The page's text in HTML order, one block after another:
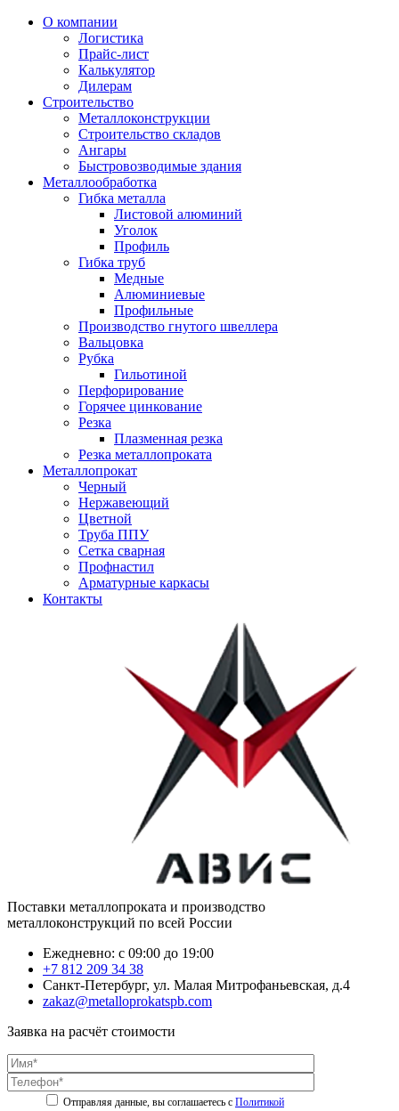
О компании
Логистика
Прайс-лист
Калькулятор
Дилерам
Строительство
Металлоконструкции
Строительство складов
Ангары
Быстровозводимые здания
Металлообработка
Гибка металла
Листовой алюминий
Уголок
Профиль
Гибка труб
Медные
Алюминиевые
Профильные
Производство гнутого швеллера
Вальцовка
Рубка
Гильотиной
Перфорирование
Горячее цинкование
Резка
Плазменная резка
Резка металлопроката
Металлопрокат
Черный
Нержавеющий
Цветной
Труба ППУ
Сетка сварная
Профнастил
Арматурные каркасы
Контакты
Поставки металлопроката и производство
металлоконструкций по всей России
Ежедневно: с 09:00 до 19:00
+7 812 209 34 38
Санкт-Петербург, ул. Малая Митрофаньевская, д.4
zakaz@metalloprokatspb.com
Заявка на расчёт стоимости
Политикой